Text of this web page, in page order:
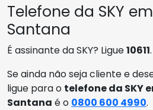
Telefone da SKY
Santana
É assinante da SKY? Ligue10611.
Se ainda não seja cliente e
ligue para o telefone da SKY
Santana é o 0800 600 4990.